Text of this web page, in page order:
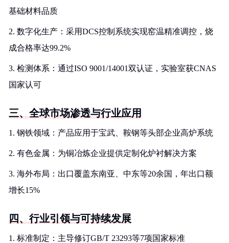
基础材料品质
2. 数字化生产：采用DCS控制系统实现窑温精准调控，烧
成合格率达99.2%
3. 检测体系：通过ISO 9001/14001双认证，实验室获CNAS
国家认可
三、全球市场渗透与行业应用
1. 钢铁领域：产品应用于宝武、鞍钢等头部企业高炉系统
2. 有色金属：为铜冶炼企业提供定制化炉衬解决方案
3. 海外布局：出口覆盖东南亚、中东等20余国，年出口额
增长15%
四、行业引领与可持续发展
1. 标准制定：主导修订GB/T 23293等7项国家标准